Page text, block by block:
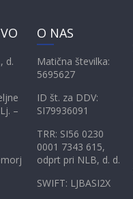
d.
–
O NAS
Matična številka:
5695627
ID št. za DDV:
SI79936091
TRR: SI56 0230
0001 7343 615,
odprt pri NLB, d. d.
SWIFT: LJBASI2X